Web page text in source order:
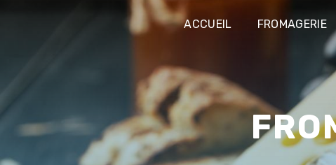
ACCUEIL FROMAGERIE
Panneau de gestion des cookies